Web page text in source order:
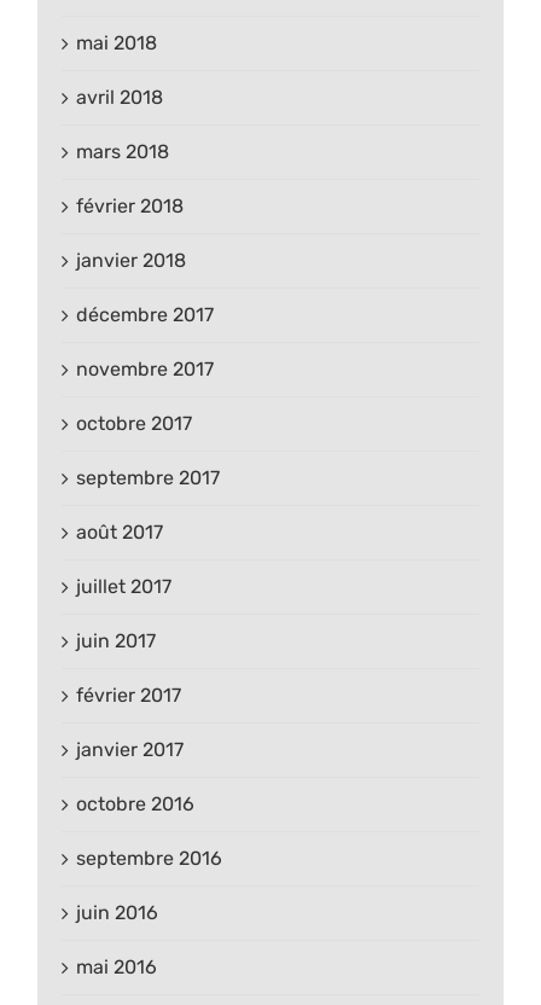
mai 2018
avril 2018
mars 2018
février 2018
janvier 2018
décembre 2017
novembre 2017
octobre 2017
septembre 2017
août 2017
juillet 2017
juin 2017
février 2017
janvier 2017
octobre 2016
septembre 2016
juin 2016
mai 2016